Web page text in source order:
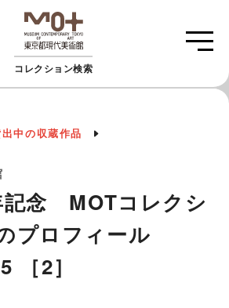
コレクション検索
中の収蔵作品
記念 MOTコレクシ
プロフィール
［2］